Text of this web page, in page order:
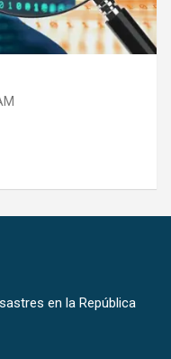
que
y es Reconocida
en la República